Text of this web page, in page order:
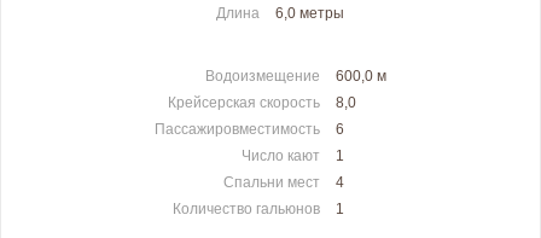
Длина
6,0 метры
Водоизмещение
600,0 м
Крейсерская скорость
8,0
Пассажировместимость
6
Число кают
1
Спальни мест
4
Количество гальюнов
1